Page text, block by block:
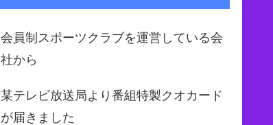
会員制スポーツクラブを運営している会
社から
某テレビ放送局より番組特製クオカード
が届きました